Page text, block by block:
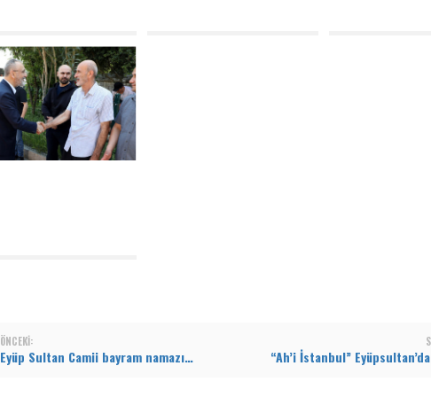
ÖNCEKI:
Eyüp Sultan Camii bayram namazında doldu taştı